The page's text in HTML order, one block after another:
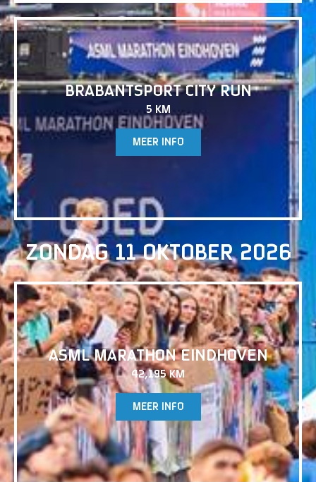
UITVERKOCHT
BRABANTSPORT CITY RUN
5 KM
MEER INFO
ZONDAG 11 OKTOBER 2026
ASML MARATHON EINDHOVEN
42,195 KM
MEER INFO